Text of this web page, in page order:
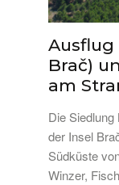
Ausflug
Brač)
am
Die
der Insel
Südküste
Winzer,